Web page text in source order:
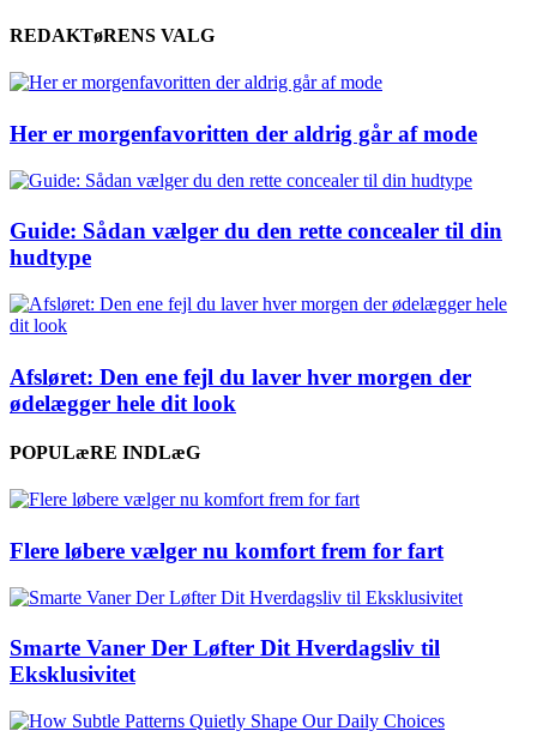
REDAKTøRENS VALG
Her er morgenfavoritten der aldrig går af mode
Guide: Sådan vælger du den rette concealer til din
hudtype
Afsløret: Den ene fejl du laver hver morgen der
ødelægger hele dit look
POPULæRE INDLæG
Flere løbere vælger nu komfort frem for fart
Smarte Vaner Der Løfter Dit Hverdagsliv til
Eksklusivitet